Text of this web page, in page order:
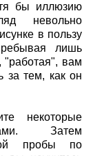
бы иллюзию
невольно
в пользу
лишь
вам
за тем, как он
некоторые
Затем
пробы по